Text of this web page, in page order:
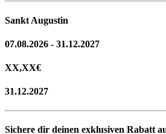
Sankt Augustin
07.08.2026 - 31.12.2027
XX,XX€
31.12.2027
Sichere dir deinen exklusiven Rabatt